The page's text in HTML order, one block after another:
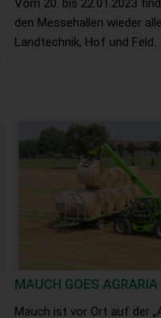
Vom 20. bis 22.01.2023
den Messehallen wieder
Landtechnik, Hof und Feld.
MAUCH GOES AGRARIA
Mauch ist vor Ort auf der